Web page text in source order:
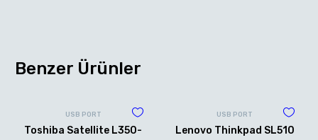
Benzer Ürünler
USB PORT
Toshiba Satellite L350-
USB PORT
Lenovo Thinkpad SL510